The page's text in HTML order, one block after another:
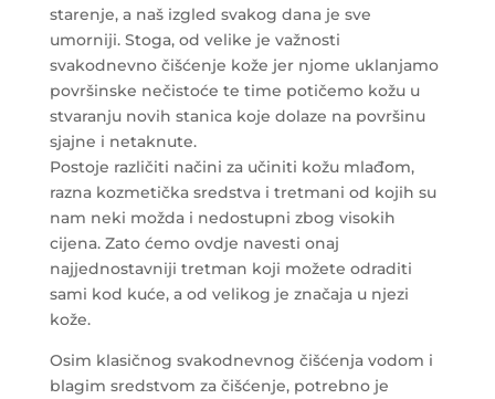
starenje, a naš izgled svakog dana je sve
umorniji. Stoga, od velike je važnosti
svakodnevno čišćenje kože jer njome uklanjamo
površinske nečistoće te time potičemo kožu u
stvaranju novih stanica koje dolaze na površinu
sjajne i netaknute.
Postoje različiti načini za učiniti kožu mlađom,
razna kozmetička sredstva i tretmani od kojih su
nam neki možda i nedostupni zbog visokih
cijena. Zato ćemo ovdje navesti onaj
najjednostavniji tretman koji možete odraditi
sami kod kuće, a od velikog je značaja u njezi
kože.
Osim klasičnog svakodnevnog čišćenja vodom i
blagim sredstvom za čišćenje, potrebno je